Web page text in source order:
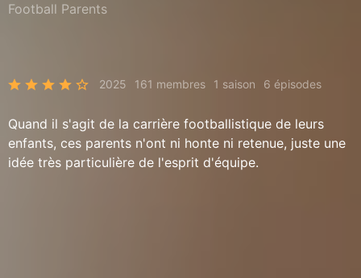
Football Parents
2025 161 membres 1 saison 6 épisodes
Quand il s'agit de la carrière footballistique de leurs
enfants, ces parents n'ont ni honte ni retenue, juste une
idée très particulière de l'esprit d'équipe.